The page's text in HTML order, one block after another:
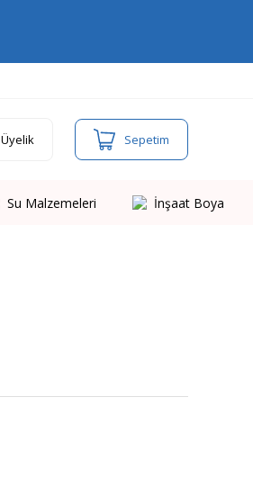
Üyelik Sepetim
Su Malzemeleri İnşaat Boya